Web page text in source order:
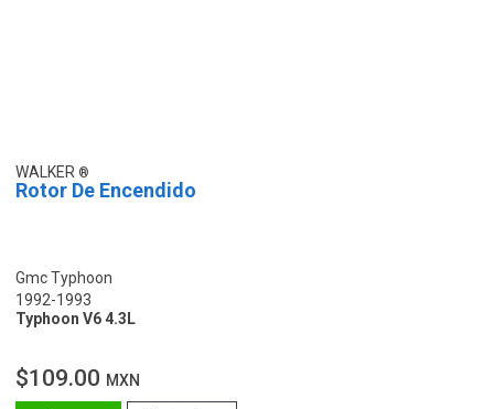
WALKER
Rotor De Encendido
Gmc Typhoon
1992-1993
Typhoon V6 4.3L
$109.00 MXN